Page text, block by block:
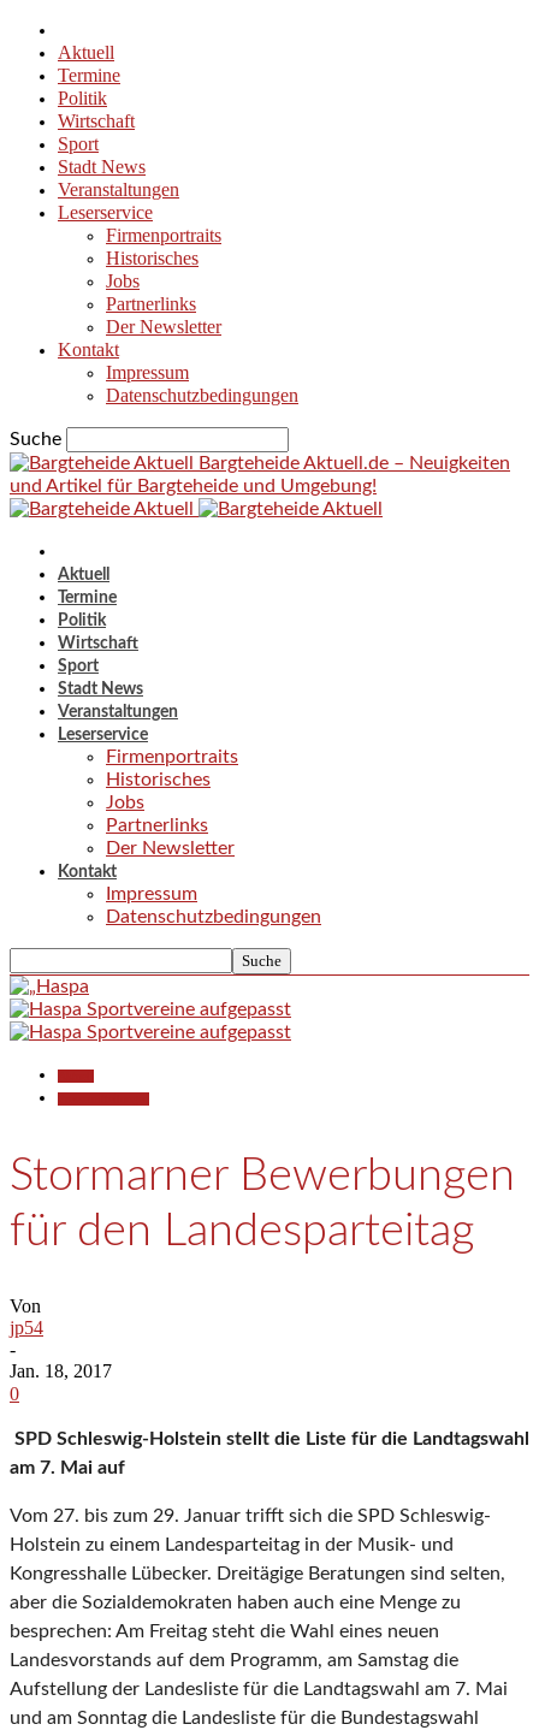
Aktuell
Termine
Politik
Wirtschaft
Sport
Stadt News
Veranstaltungen
Leserservice
Firmenportraits
Historisches
Jobs
Partnerlinks
Der Newsletter
Kontakt
Impressum
Datenschutzbedingungen
Suche
Bargteheide Aktuell.de – Neuigkeiten
und Artikel für Bargteheide und Umgebung!
Aktuell
Termine
Politik
Wirtschaft
Sport
Stadt News
Veranstaltungen
Leserservice
Firmenportraits
Historisches
Jobs
Partnerlinks
Der Newsletter
Kontakt
Impressum
Datenschutzbedingungen
Stormarner Bewerbungen
für den Landesparteitag
Von
jp54
-
Jan. 18, 2017
0
SPD Schleswig-Holstein stellt die Liste für die Landtagswahl
am 7. Mai auf
Vom 27. bis zum 29. Januar trifft sich die SPD Schleswig-
Holstein zu einem Landesparteitag in der Musik- und
Kongresshalle Lübecker. Dreitägige Beratungen sind selten,
aber die Sozialdemokraten haben auch eine Menge zu
besprechen: Am Freitag steht die Wahl eines neuen
Landesvorstands auf dem Programm, am Samstag die
Aufstellung der Landesliste für die Landtagswahl am 7. Mai
und am Sonntag die Landesliste für die Bundestagswahl